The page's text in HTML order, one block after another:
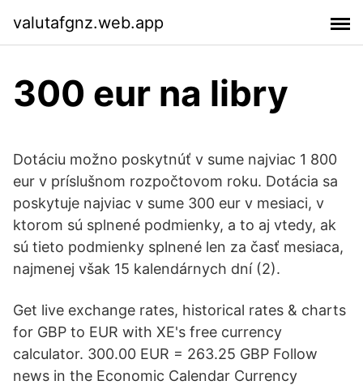
valutafgnz.web.app
300 eur na libry
Dotáciu možno poskytnúť v sume najviac 1 800
eur v príslušnom rozpočtovom roku. Dotácia sa
poskytuje najviac v sume 300 eur v mesiaci, v
ktorom sú splnené podmienky, a to aj vtedy, ak
sú tieto podmienky splnené len za časť mesiaca,
najmenej však 15 kalendárnych dní (2).
Get live exchange rates, historical rates & charts
for GBP to EUR with XE's free currency
calculator. 300.00 EUR = 263.25 GBP Follow
news in the Economic Calendar Currency